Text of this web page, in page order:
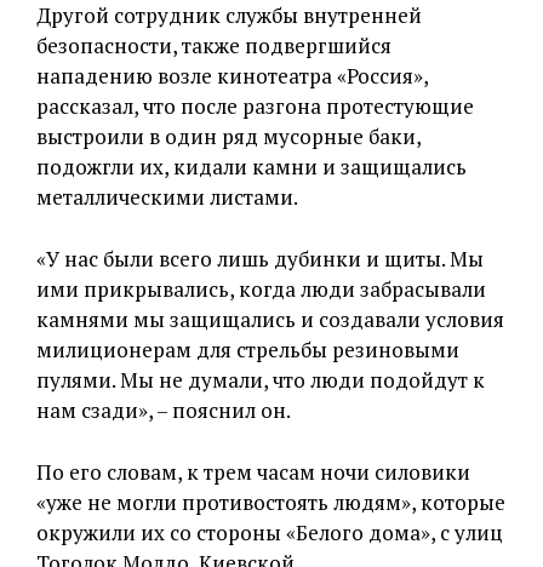
Другой сотрудник службы внутренней
безопасности, также подвергшийся
нападению возле кинотеатра «Россия»,
рассказал, что после разгона протестующие
выстроили в один ряд мусорные баки,
подожгли их, кидали камни и защищались
металлическими листами.
«У нас были всего лишь дубинки и щиты. Мы
ими прикрывались, когда люди забрасывали
камнями мы защищались и создавали условия
милиционерам для стрельбы резиновыми
пулями. Мы не думали, что люди подойдут к
нам сзади», – пояснил он.
По его словам, к трем часам ночи силовики
«уже не могли противостоять людям», которые
окружили их со стороны «Белого дома», с улиц